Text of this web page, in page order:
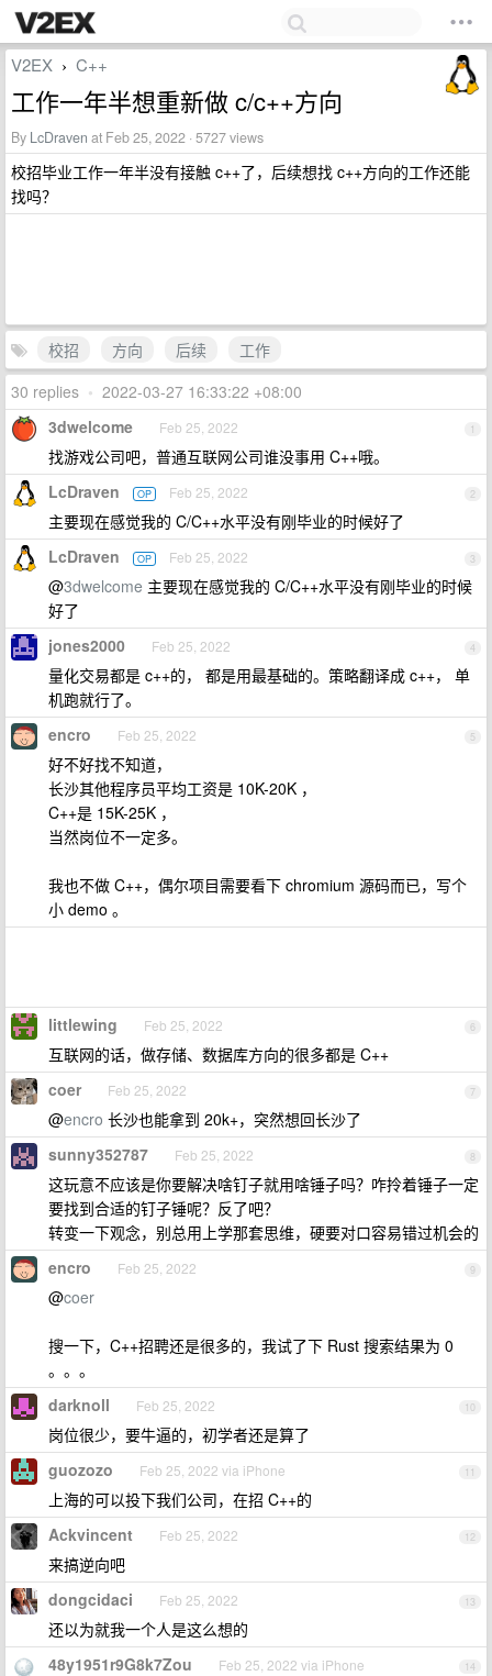
V2EX › C++
工作一年半想重新做 c/c++方向
By LcDraven at Feb 25, 2022 · 5727 views
校招毕业工作一年半没有接触 c++了，后续想找 c++方向的工作还能
找吗？
校招 方向 后续
工作
30 replies • 2022-03-27 16:33:22 +08:00
1
3dwelcome Feb 25, 2022
找游戏公司吧，普通互联网公司谁没事用 C++哦。
2
LcDraven OP Feb 25, 2022
主要现在感觉我的 C/C++水平没有刚毕业的时候好了
3
LcDraven OP Feb 25, 2022
@3dwelcome 主要现在感觉我的 C/C++水平没有刚毕业的时候
好了
4
jones2000 Feb 25, 2022
量化交易都是 c++的， 都是用最基础的。策略翻译成 c++， 单
机跑就行了。
5
encro Feb 25, 2022
好不好找不知道，
长沙其他程序员平均工资是 10K-20K ，
C++是 15K-25K ，
当然岗位不一定多。
我也不做 C++，偶尔项目需要看下 chromium 源码而已，写个
小 demo 。
6
littlewing Feb 25, 2022
互联网的话，做存储、数据库方向的很多都是 C++
7
coer Feb 25, 2022
@encro 长沙也能拿到 20k+，突然想回长沙了
8
sunny352787 Feb 25, 2022
这玩意不应该是你要解决啥钉子就用啥锤子吗？咋拎着锤子一定
要找到合适的钉子锤呢？反了吧？
转变一下观念，别总用上学那套思维，硬要对口容易错过机会的
9
encro Feb 25, 2022
@coer
搜一下，C++招聘还是很多的，我试了下 Rust 搜索结果为 0
。。。
10
darknoll Feb 25, 2022
岗位很少，要牛逼的，初学者还是算了
11
guozozo Feb 25, 2022 via iPhone
上海的可以投下我们公司，在招 C++的
12
Ackvincent Feb 25, 2022
来搞逆向吧
13
dongcidaci Feb 25, 2022
还以为就我一个人是这么想的
14
48y1951r9G8k7Zou Feb 25, 2022 via iPhone